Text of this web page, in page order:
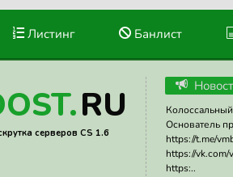
Листинг Банлист
RU
серверов CS 1.6
Основатель
https://t.me/
https://vk.com/
https:..